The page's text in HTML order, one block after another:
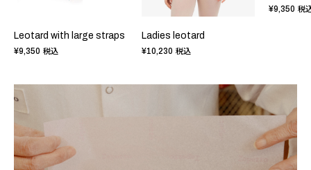
Leotard with large straps
¥9,350 税込
Ladies leotard
¥10,230 税込
¥9,350 税